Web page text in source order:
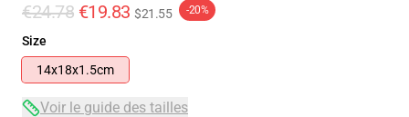
€24.78 €19.83 $21.55 -20%
Size
14x18x1.5cm
Voir le guide des tailles